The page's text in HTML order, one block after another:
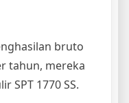
bruto
tahun, mereka
SPT 1770 SS.